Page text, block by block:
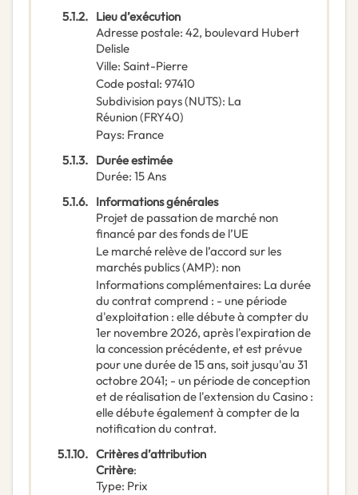
5.1.2. Lieu d’exécution
Adresse postale: 42, boulevard Hubert
Delisle
Ville: Saint-Pierre
Code postal: 97410
Subdivision pays (NUTS): La
Réunion(FRY40)
Pays: France
5.1.3. Durée estimée
Durée: 15Ans
5.1.6. Informations générales
Projet de passation de marché non
financé par des fonds de l’UE
Le marché relève de l’accord sur les
marchés publics (AMP): non
Informations complémentaires: La durée
du contrat comprend : - une période
d'exploitation : elle débute à compter du
1er novembre 2026, après l'expiration de
la concession précédente, et est prévue
pour une durée de 15 ans, soit jusqu'au 31
octobre 2041; - un période de conception
et de réalisation de l'extension du Casino :
elle débute également à compter de la
notification du contrat.
5.1.10. Critères d’attribution
Critère:
Type: Prix